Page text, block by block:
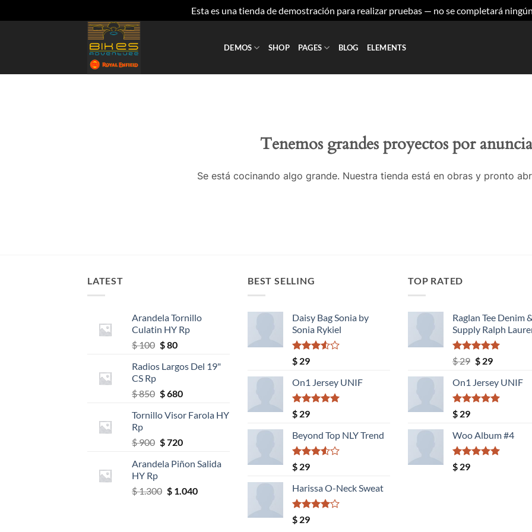
Esta es una tienda de demostración para realizar pruebas — no se completará
DEMOS SHOP PAGES BLOG ELEMENTS
Tenemos grandes proyectos por
Se está cocinando algo grande. Nuestra tienda está en obras y pronto
LATEST
Arandela Tornillo
Culatin HY Rp
$100 El
original
$ 100.
$80El
actual
$ 80.
Radios Largos Del 19"
CS Rp
$850 El
original
$ 850.
$680El
actual
$ 680.
Tornillo Visor Farola HY
Rp
$900 El
original
$ 900.
$720El
actual
$ 720.
Arandela Piñon Salida
HY Rp
$1.300 El
$1.040El
BEST SELLING
Daisy Bag Sonia by
Sonia Rykiel
Valorado
con
3.50de
5
$ 29
On1 Jersey UNIF
Valorado
con
de 5
$ 29
Beyond Top NLY Trend
Valorado
con
3.50de
5
$ 29
Harissa O-Neck Sweat
Valorado
con
$ 29
TOP RATED
Raglan Tee Denim
Supply Ralph
Valorado
con
5.00
de 5
$29 El
original
era:
$29El
actual
es:
On1 Jersey UNIF
Valorado
con
de 5
$ 29
Woo Album #4
Valorado
con
$ 29